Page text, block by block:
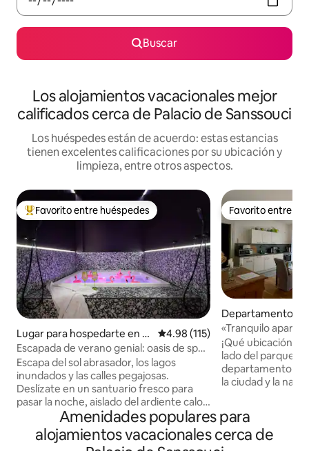
Buscar
Los alojamientos vacacionales mejor
calificados cerca de Palacio de Sanssouci
Los huéspedes están de acuerdo: estas estancias
tienen excelentes calificaciones por su ubicación y
limpieza, entre otros aspectos.
De los mejores en Favorito entre huéspedes
Favorito entre huéspedes
Lugar para hospedarte en B
erlín
Calificación promedio: 4.98 de
4.98 (115)
Escapada de verano genial: oasis de spa
privado en Kreuzberg
Escapa del sol abrasador, los lagos
inundados y las calles pegajosas.
Deslízate en un santuario fresco para
pasar la noche, aislado del ardiente calor
del verano. Sumérgete en las frescas y
burbujeantes aguas de tu jacuzzi privado
de 1.80 x 1.80 m. 75 m2 de absoluta
Favorito entre
Favorito entre
Departamento
«Tranquilo
del Parque
¡Qué ubicación
lado del parque
departamento
la ciudad y la
aislado. El parque
encuentra justo
principal (a unos
Amenidades populares para
alojamientos vacacionales cerca de